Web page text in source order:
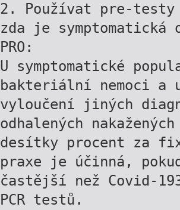
2. Používat pre-
zda je symptomatická
PRO:
U symptomatické
bakteriální nemoci a
vyloučení jiných
odhalených
desítky procent za
praxe je účinná,
častější než Covid-
PCR testů.